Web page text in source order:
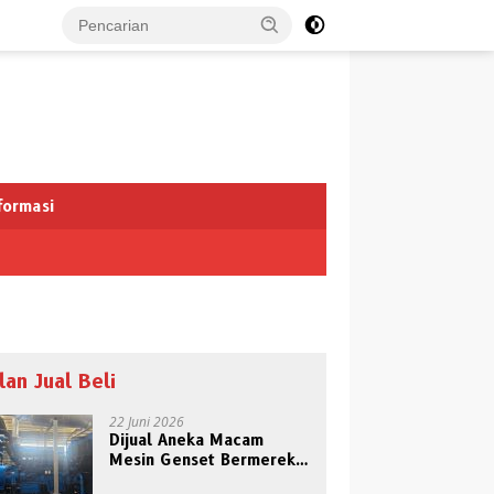
Daftar Merek Cat Besi dan
Jual Beli
22 Juni 2026
Dijual Aneka Macam
Mesin Genset Bermerek